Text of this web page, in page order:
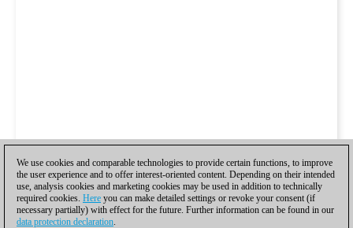
We use cookies and comparable technologies to provide certain functions, to improve
the user experience and to offer interest-oriented content. Depending on their intended
use, analysis cookies and marketing cookies may be used in addition to technically
required cookies. Here you can make detailed settings or revoke your consent (if
necessary partially) with effect for the future. Further information can be found in our
data protection declaration.